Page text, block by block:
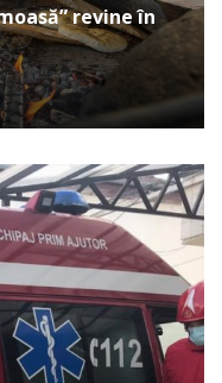
revine în